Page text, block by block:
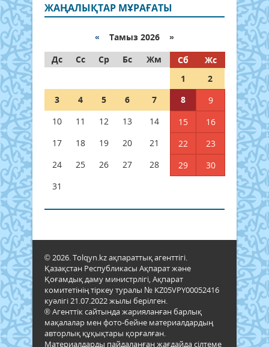
ЖАҢАЛЫҚТАР МҰРАҒАТЫ
« Тамыз 2026 »
Дс
Сс Ср Бс Жм Сб
Жс
1
2
3
4 5 6 7 8
9
10
11 12 13 14 15
16
17
18 19 20 21 22
23
24
25 26 27 28 29
30
31
© 2026. Tolqyn.kz ақпараттық агенттігі.
Қазақстан Республикасы Ақпарат және
Қоғамдық даму министрлігі, Ақпарат
комитетінің тіркеу туралы № KZ05VPY00052416
куәлігі 21.07.2022 жылы берілген.
® Агенттік сайтында жарияланған барлық
мақалалар мен фото-бейне материалдардың
авторлық құқықтары қорғалған.
Материалдарды пайдаланған жағдайда сілтеме